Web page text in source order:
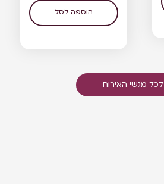
הוספה לסל
לכל מגשי האירוח